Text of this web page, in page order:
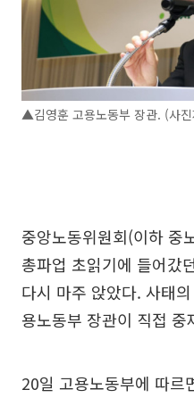
▲김영훈 고용노동부 장관. (사
중앙노동위원회(이하 중
총파업 초읽기에 들어갔
다시 마주 앉았다. 사태
용노동부 장관이 직접 중
20일 고용노동부에 따르